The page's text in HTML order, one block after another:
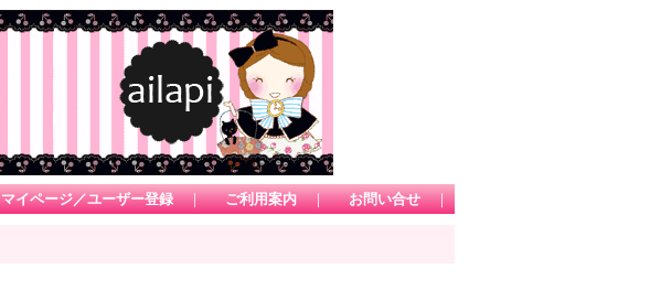
マイページ／ユーザー登録 ｜ ご利用案内 ｜ お問い合せ ｜